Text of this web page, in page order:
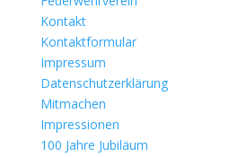
Kontakt
Kontaktformular
Impressum
Datenschutzerklärung
Mitmachen
Impressionen
100 Jahre Jubiläum